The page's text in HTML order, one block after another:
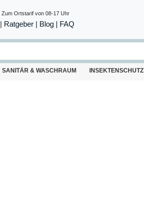
Zum Ortstarif von 08-17 Uhr
| Ratgeber| Blog | FAQ
SANITÄR & WASCHRAUM INSEKTENSCHUTZ